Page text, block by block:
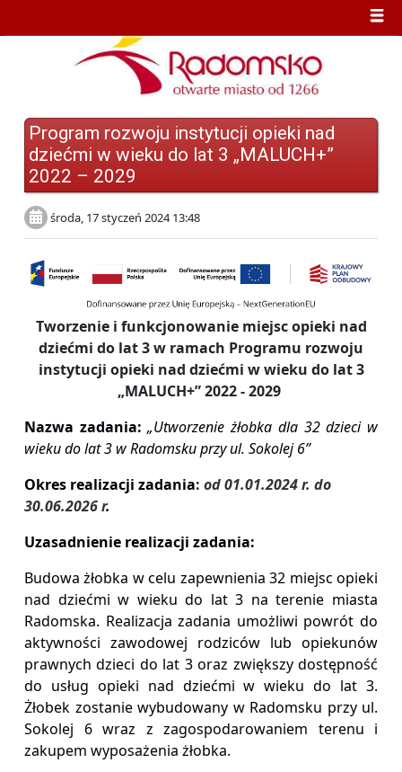
Program rozwoju instytucji opieki nad
dziećmi w wieku do lat 3 „MALUCH+”
2022 – 2029
środa, 17 styczeń 2024 13:48
Tworzenie i funkcjonowanie miejsc opieki nad
dziećmi do lat 3 w ramach Programu rozwoju
instytucji opieki nad dziećmi w wieku do lat 3
„MALUCH+” 2022 - 2029
Nazwa zadania:„Utworzenie żłobka dla 32 dzieci w
wieku do lat 3 w Radomsku przy ul. Sokolej 6”
Okres realizacji zadania: od 01.01.2024 r. do
30.06.2026 r.
Uzasadnienie realizacji zadania:
Budowa żłobka w celu zapewnienia 32 miejsc opieki
nad dziećmi w wieku do lat 3 na terenie miasta
Radomska. Realizacja zadania umożliwi powrót do
aktywności zawodowej rodziców lub opiekunów
prawnych dzieci do lat 3 oraz zwiększy dostępność
do usług opieki nad dziećmi w wieku do lat 3.
Żłobek zostanie wybudowany w Radomsku przy ul.
Sokolej 6 wraz z zagospodarowaniem terenu i
zakupem wyposażenia żłobka.